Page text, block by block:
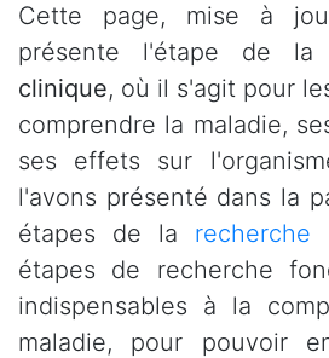
Cette page, mise à
présente l'étape de la
clinique, où il s'agit pour
comprendre la maladie,
ses effets sur
l'avons présenté dans la
étapes de la recherche
étapes de recherche
indispensables à la
maladie, pour pouvoir